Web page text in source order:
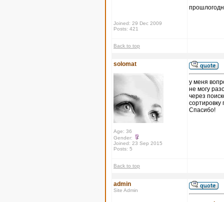
Joined: 29 Dec 2009
Posts: 421
Back to top
solomat
Age: 36
Gender:
Joined: 23 Sep 2015
Posts: 5
у меня
не могу
через
сортировку
Спасибо!
Back to top
admin
Site Admin